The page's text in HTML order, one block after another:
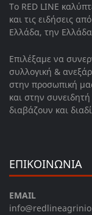
Το RED LINE
και τις ειδήσεις
Ελλάδα, την
Επιλέξαμε να
συλλογική &
στην προσωπική
και στην
διαβάζουν και
ΕΠΙΚΟΙΝΩΝΙΑ
EMAIL